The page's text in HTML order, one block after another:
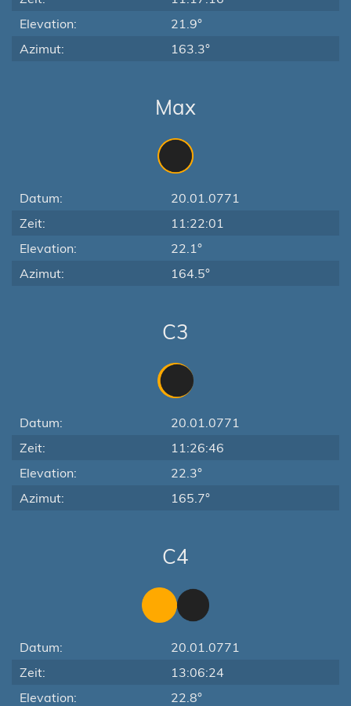
Elevation:
21.9°
Azimut:
163.3°
Max
Datum:
20.01.0771
Zeit:
11:22:01
Elevation:
22.1°
Azimut:
164.5°
C3
Datum:
20.01.0771
Zeit:
11:26:46
Elevation:
22.3°
Azimut:
165.7°
C4
Datum:
20.01.0771
Zeit:
13:06:24
Elevation:
22.8°